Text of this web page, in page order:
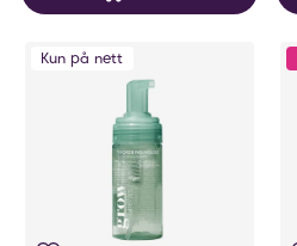
Kun på nett